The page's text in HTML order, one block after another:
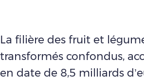
La filière des fruit et
transformés confondus,
en date de 8,5 milliards